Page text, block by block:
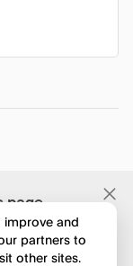
page
improve and
partners to
other sites.